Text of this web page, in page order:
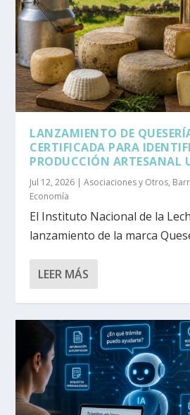
LANZAMIENTO DE
CERTIFICADA PARA
PRODUCCIÓN ARTESANAL
Jul 12, 2026 |Asociaciones y Otros,
Economía
El Instituto Nacional de la
lanzamiento de la marca
LEER MÁS